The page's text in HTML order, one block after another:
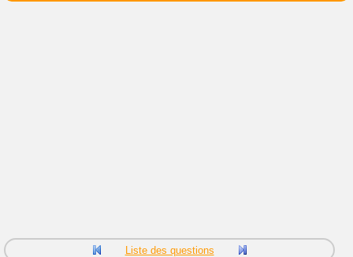
Liste des questions